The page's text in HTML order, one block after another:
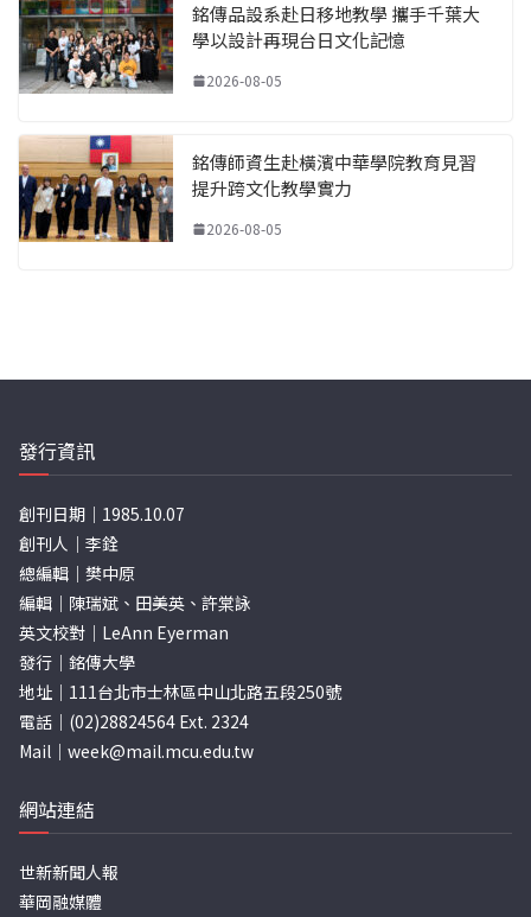
銘傳品設系赴日移地教學 攜手千葉大
學以設計再現台日文化記憶
2026-08-05
銘傳師資生赴橫濱中華學院教育見習
提升跨文化教學實力
2026-08-05
發行資訊
創刊日期｜1985.10.07
創刊人｜李銓
總編輯｜樊中原
編輯｜陳瑞斌、田美英、許棠詠
英文校對｜LeAnn Eyerman
發行｜銘傳大學
地址｜111台北市士林區中山北路五段250號
電話｜(02)28824564 Ext. 2324
Mail｜ week@mail.mcu.edu.tw
網站連結
世新新聞人報
華岡融媒體